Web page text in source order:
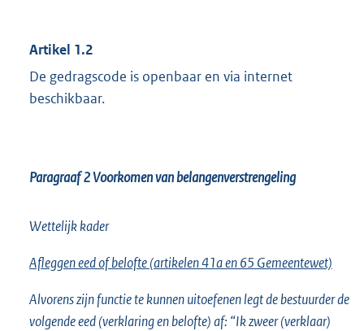
Artikel 1.2
De gedragscode is openbaar en via internet
beschikbaar.
Paragraaf 2Voorkomen van belangenverstrengeling
Wettelijk kader
Afleggen eed of belofte (artikelen 41a en 65 Gemeentewet)
Alvorens zijn functie te kunnen uitoefenen legt de bestuurder de
volgende eed (verklaring en belofte) af: “Ik zweer (verklaar)